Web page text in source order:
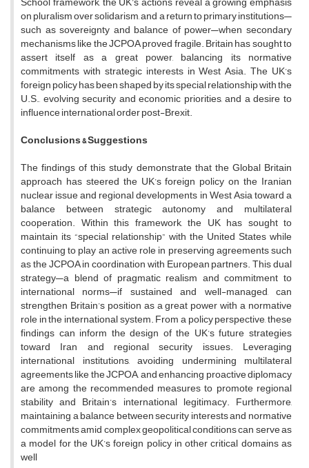
on pluralism over solidarism, and a return to primary institutions—
such as sovereignty and balance of power—when secondary
mechanisms like the JCPOA proved fragile. Britain has sought to
assert itself as a great power, balancing its normative
commitments with strategic interests in West Asia. The UK’s
foreign policy has been shaped by its special relationship with the
U.S., evolving security and economic priorities, and a desire to
influence international order post-Brexit.
Conclusions & Suggestions
The findings of this study demonstrate that the Global Britain
approach has steered the UK’s foreign policy on the Iranian
nuclear issue and regional developments in West Asia toward a
balance between strategic autonomy and multilateral
cooperation. Within this framework, the UK has sought to
maintain its “special relationship” with the United States while
continuing to play an active role in preserving agreements such
as the JCPOA in coordination with European partners. This dual
strategy—a blend of pragmatic realism and commitment to
international norms—if sustained and well-managed, can
strengthen Britain’s position as a great power with a normative
role in the international system. From a policy perspective, these
findings can inform the design of the UK’s future strategies
toward Iran and regional security issues. Leveraging
international institutions, avoiding undermining multilateral
agreements like the JCPOA, and enhancing proactive diplomacy
are among the recommended measures to promote regional
stability and Britain’s international legitimacy. Furthermore,
maintaining a balance between security interests and normative
commitments amid complex geopolitical conditions can serve as
a model for the UK’s foreign policy in other critical domains as
well